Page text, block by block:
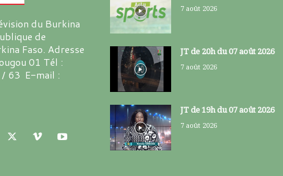
du Burkina
de
Faso. Adresse
01 Tél :
63 E-mail :
7 août 2026
JT de 20h du 07 août 2026
7 août 2026
JT de 19h du 07 août 2026
7 août 2026